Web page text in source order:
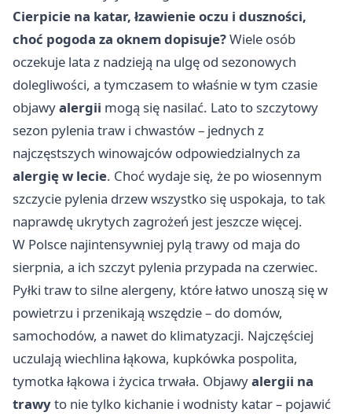
Cierpicie na katar, łzawienie oczu i duszności,
choć pogoda za oknem dopisuje?Wiele osób
oczekuje lata z nadzieją na ulgę od sezonowych
dolegliwości, a tymczasem to właśnie w tym czasie
objawyalergii mogą się nasilać. Lato to szczytowy
sezon pylenia traw i chwastów – jednych z
najczęstszych winowajców odpowiedzialnych za
alergię w lecie. Choć wydaje się, że po wiosennym
szczycie pylenia drzew wszystko się uspokaja, to tak
naprawdę ukrytych zagrożeń jest jeszcze więcej.
W Polsce najintensywniej pylą trawy od maja do
sierpnia, a ich szczyt pylenia przypada na czerwiec.
Pyłki traw to silne alergeny, które łatwo unoszą się w
powietrzu i przenikają wszędzie – do domów,
samochodów, a nawet do klimatyzacji. Najczęściej
uczulają wiechlina łąkowa, kupkówka pospolita,
tymotka łąkowa i życica trwała. Objawyalergii na
trawyto nie tylko kichanie i wodnisty katar – pojawić